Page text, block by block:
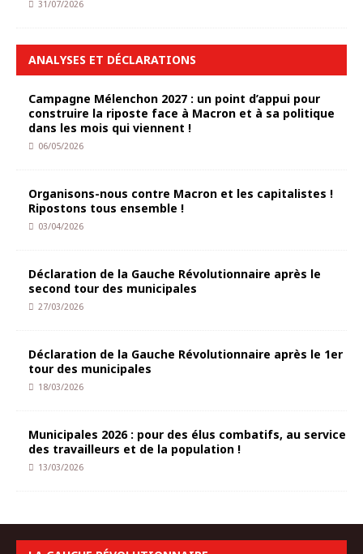
31/07/2026
ANALYSES ET DÉCLARATIONS
Campagne Mélenchon 2027 : un point d’appui pour
construire la riposte face à Macron et à sa politique
dans les mois qui viennent !
06/05/2026
Organisons-nous contre Macron et les capitalistes !
Ripostons tous ensemble !
03/04/2026
Déclaration de la Gauche Révolutionnaire après le
second tour des municipales
27/03/2026
Déclaration de la Gauche Révolutionnaire après le 1er
tour des municipales
18/03/2026
Municipales 2026 : pour des élus combatifs, au service
des travailleurs et de la population !
13/03/2026